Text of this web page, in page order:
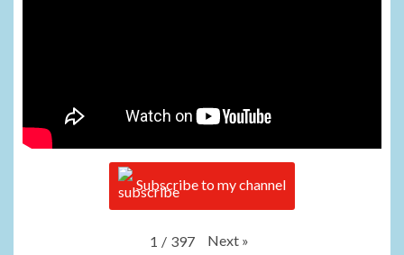
Subscribe to my channel
1 / 397 Next »